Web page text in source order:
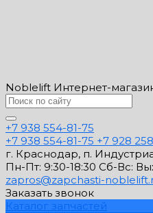
Noblelift Интернет-
+7 938 554-81-75
+7 938 554-81-75 +7 928
г. Краснодар, п.
Пн-Пт: 9:30-18:30 Cб-Вс:
zapros@zapchasti-
Заказать звонок
Каталог запчастей